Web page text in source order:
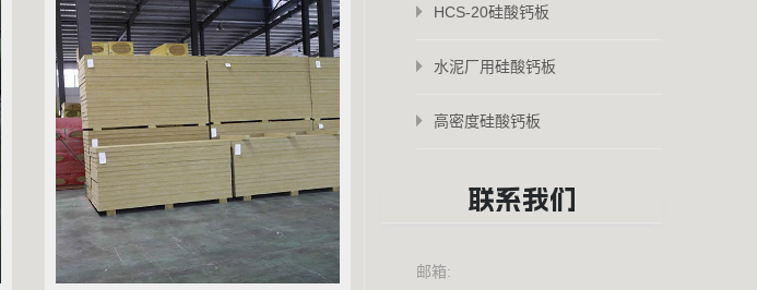
HCS-20硅酸钙板
水泥厂用硅酸钙板
高密度硅酸钙板
联系我们
邮箱: